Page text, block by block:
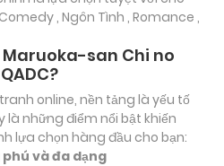
Comedy , Ngôn Tình , Romance ,
Maruoka-san Chi no
online, nền tảng là yếu tố
là những điểm nổi bật khiến
lựa chọn hàng đầu cho bạn:
và đa dạng